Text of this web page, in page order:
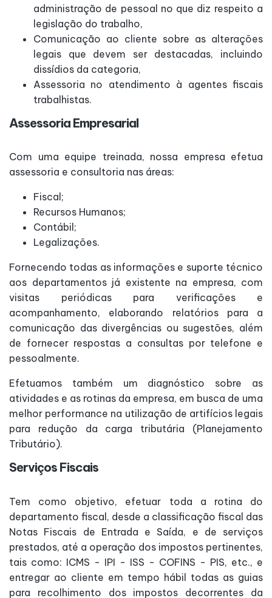
administração de pessoal no que diz respeito a
legislação do trabalho,
Comunicação ao cliente sobre as alterações
legais que devem ser destacadas, incluindo
dissídios da categoria,
Assessoria no atendimento à agentes fiscais
trabalhistas.
Assessoria Empresarial
Com uma equipe treinada, nossa empresa efetua
assessoria e consultoria nas áreas:
Fiscal;
Recursos Humanos;
Contábil;
Legalizações.
Fornecendo todas as informações e suporte técnico
aos departamentos já existente na empresa, com
visitas periódicas para verificações e
acompanhamento, elaborando relatórios para a
comunicação das divergências ou sugestões, além
de fornecer respostas a consultas por telefone e
pessoalmente.
Efetuamos também um diagnóstico sobre as
atividades e as rotinas da empresa, em busca de uma
melhor performance na utilização de artifícios legais
para redução da carga tributária (Planejamento
Tributário).
Serviços Fiscais
Tem como objetivo, efetuar toda a rotina do
departamento fiscal, desde a classificação fiscal das
Notas Fiscais de Entrada e Saída, e de serviços
prestados, até a operação dos impostos pertinentes,
tais como: ICMS - IPI - ISS - COFINS - PIS, etc., e
entregar ao cliente em tempo hábil todas as guias
para recolhimento dos impostos decorrentes da